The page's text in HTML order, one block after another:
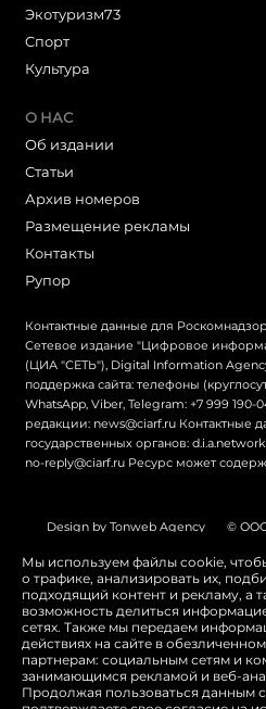
Экотуризм73
Cпорт
Культура
О НАС
Об издании
Статьи
Архив номеров
Размещение рекламы
Контакты
Рупор
Контактные данные для
Сетевое издание "Цифровое
(ЦИА "СЕТЬ"), Digital Information Agency
поддержка сайта: телефоны
WhatsApp, Viber, Telegram: +7 999
редакции: news@ciarf.ru Контактные
государственных органов:
no-reply@ciarf.ru Ресурс может
Design by Tonweb Agency © ООО
Политика конфиденциальности
Switch to English
Мы используем файлы cookie,
о трафике, анализировать их,
подходящий контент и рекламу, а
возможность делиться
сетях. Также мы передаем
действиях на сайте в
партнерам: социальным сетям и
занимающимся рекламой и веб-
Продолжая пользоваться данным